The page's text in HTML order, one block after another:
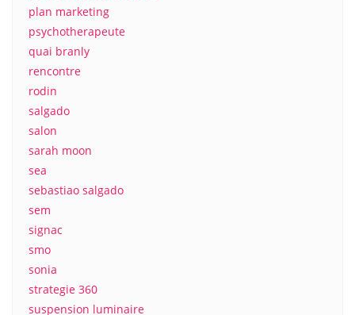
plan marketing
psychotherapeute
quai branly
rencontre
rodin
salgado
salon
sarah moon
sea
sebastiao salgado
sem
signac
smo
sonia
strategie 360
suspension luminaire